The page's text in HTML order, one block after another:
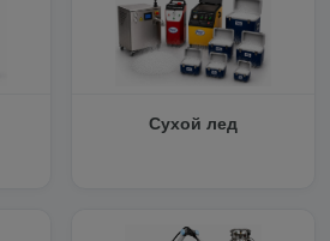
Сухой лед